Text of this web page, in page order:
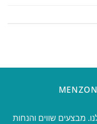
מבצעים שווים והנחות